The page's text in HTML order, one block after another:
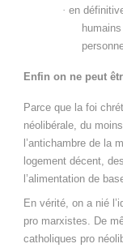
· en
Enfin on ne peut
Parce que la foi
néolibérale, du
l’antichambre de la
logement décent,
l’alimentation de
En vérité, on a nié
pro marxistes. De
catholiques pro